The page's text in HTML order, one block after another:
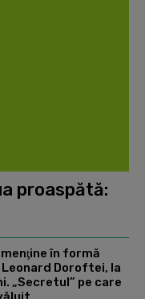
proaspătă:
menţine în formă
Leonard Doroftei, la
„Secretul” pe care